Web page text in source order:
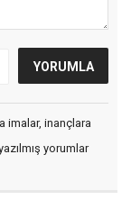
imalar, inançlara
yorumlar